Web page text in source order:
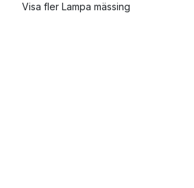
Visa fler Lampa mässing